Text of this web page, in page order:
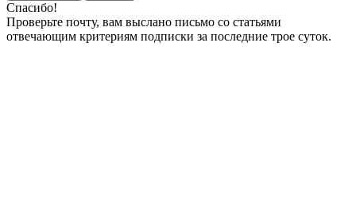
Спасибо!
Проверьте почту, вам выслано письмо со статьями
отвечающим критериям подписки за последние трое суток.